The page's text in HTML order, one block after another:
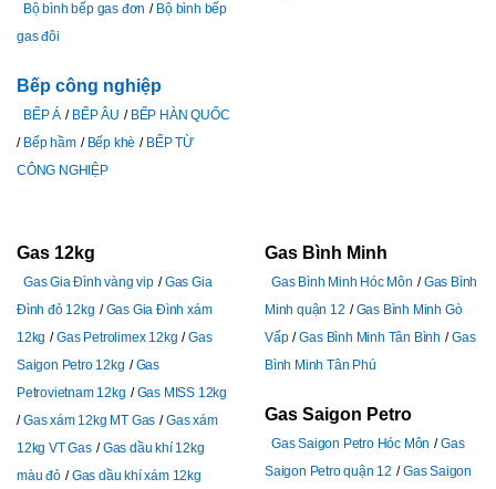
Bộ bình bếp gas đơn
Bộ bình bếp
gas đôi
Bếp công nghiệp
BẾP Á BẾP ÂU
BẾP HÀN QUỐC
Bếp hầm
Bếp khè
BẾP TỪ
CÔNG NGHIỆP
Gas 12kg
Gas Gia Đình vàng vip
Gas Gia
Đình đỏ 12kg
Gas Gia Đình xám
12kg
Gas Petrolimex 12kg
Gas
Saigon Petro 12kg
Gas
Petrovietnam 12kg
Gas MISS 12kg
Gas xám 12kg MT Gas
Gas xám
12kg VT Gas
Gas dầu khí 12kg
màu đỏ
Gas dầu khí xám 12kg
Gas Bình Minh
Gas Bình Minh Hóc Môn
Gas Bình
Minh quận 12
Gas Bình Minh Gò
Vấp
Gas Bình Minh Tân Bình
Gas
Bình Minh Tân Phú
Gas Saigon Petro
Gas Saigon Petro Hóc Môn
Gas
Saigon Petro quận 12
Gas Saigon